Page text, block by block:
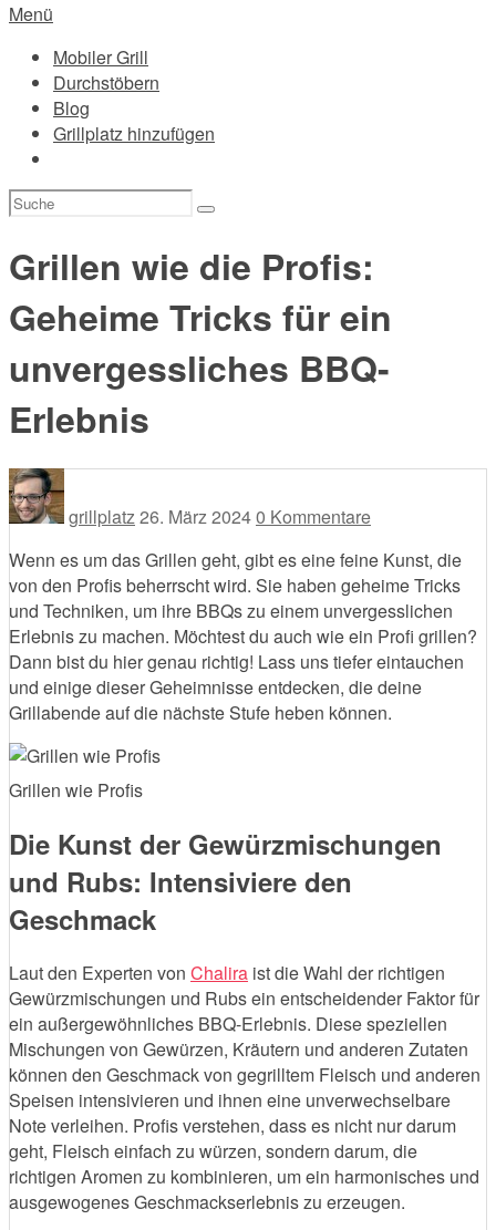
Menü
Mobiler Grill
Durchstöbern
Blog
Grillplatz hinzufügen
Suchen
Grillen wie die Profis:
Geheime Tricks für ein
unvergessliches BBQ-
Erlebnis
grillplatz26. März 20240 Kommentare
Wenn es um das Grillen geht, gibt es eine feine Kunst, die
von den Profis beherrscht wird. Sie haben geheime Tricks
und Techniken, um ihre BBQs zu einem unvergesslichen
Erlebnis zu machen. Möchtest du auch wie ein Profi grillen?
Dann bist du hier genau richtig! Lass uns tiefer eintauchen
und einige dieser Geheimnisse entdecken, die deine
Grillabende auf die nächste Stufe heben können.
Grillen wie Profis
Die Kunst der Gewürzmischungen
und Rubs: Intensiviere den
Geschmack
Laut den Experten von Chalira ist die Wahl der richtigen
Gewürzmischungen und Rubs ein entscheidender Faktor für
ein außergewöhnliches BBQ-Erlebnis. Diese speziellen
Mischungen von Gewürzen, Kräutern und anderen Zutaten
können den Geschmack von gegrilltem Fleisch und anderen
Speisen intensivieren und ihnen eine unverwechselbare
Note verleihen. Profis verstehen, dass es nicht nur darum
geht, Fleisch einfach zu würzen, sondern darum, die
richtigen Aromen zu kombinieren, um ein harmonisches und
ausgewogenes Geschmackserlebnis zu erzeugen.